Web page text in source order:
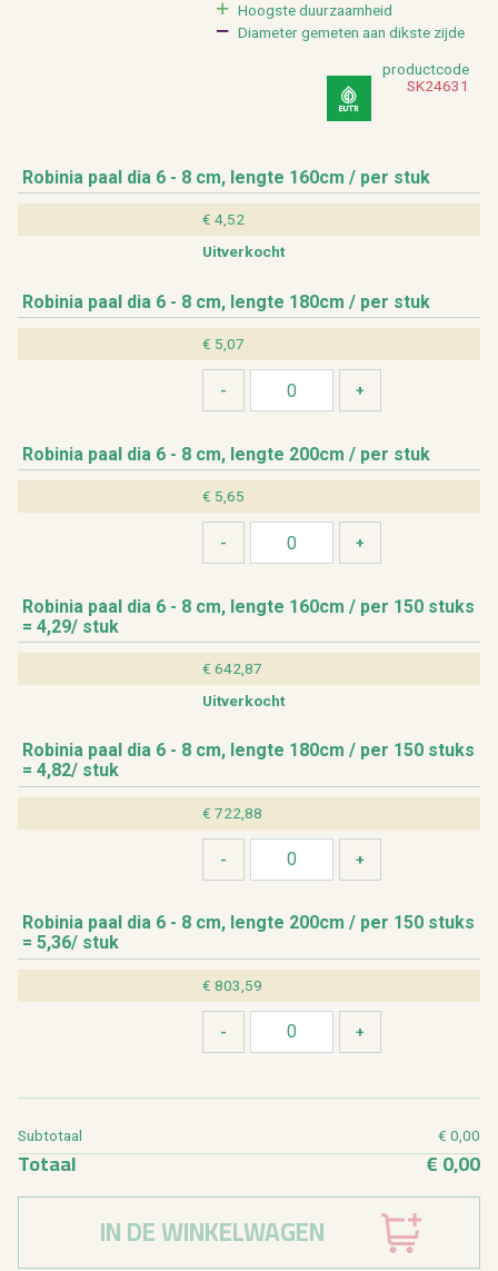
Hoog­ste duur­zaam­heid
Dia­me­ter ge­me­ten aan dik­s­te zijde
product­code
SK24631
Ro­bi­nia paal dia 6 - 8 cm, leng­te 160cm / per stuk
€ 4,52
Uit­ver­kocht
Ro­bi­nia paal dia 6 - 8 cm, leng­te 180cm / per stuk
€ 5,07
Ro­bi­nia paal dia 6 - 8 cm, leng­te 200cm / per stuk
€ 5,65
Ro­bi­nia paal dia 6 - 8 cm, leng­te 160cm / per 150 stuks
= 4,29/ stuk
€ 642,87
Uit­ver­kocht
Ro­bi­nia paal dia 6 - 8 cm, leng­te 180cm / per 150 stuks
= 4,82/ stuk
€ 722,88
Ro­bi­nia paal dia 6 - 8 cm, leng­te 200cm / per 150 stuks
= 5,36/ stuk
€ 803,59
Sub­to­taal € 0,00
To­taal € 0,00
IN DE WINKELWAGEN